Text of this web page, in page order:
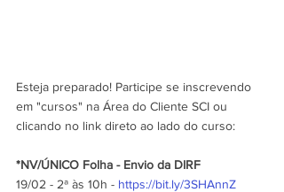
Esteja preparado! Participe se inscrevendo
em "cursos" na Área do Cliente SCI ou
clicando no link direto ao lado do curso:
*NV/ÚNICO Folha - Envio da DIRF
19/02 - 2ª às 10h - https://bit.ly/3SHAnnZ